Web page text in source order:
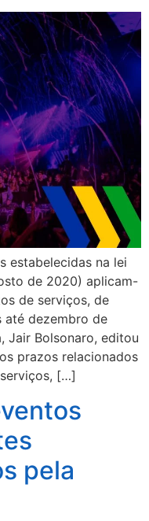
estabelecidas na lei
de 2020) aplicam-
de serviços, de
até dezembro de
Jair Bolsonaro, editou
prazos relacionados
[…]
pela